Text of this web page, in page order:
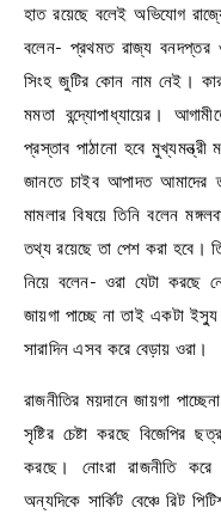
হাত রয়েছে বলেই অভিযোগ
বলেন- প্রথমত রাজ্য বনদপ্তর
সিংহ জুটির কোন নাম নেই।
মমতা বন্দ্যোপাধ্যায়ের।
প্রস্তাব পাঠানো হবে মুখ্যমন্ত্রী
জানতে চাইব আপাদত আমাদের
মামলার বিষয়ে তিনি বলেন
তথ্য রয়েছে তা পেশ করা হবে।
নিয়ে বলেন- ওরা যেটা করছে
জায়গা পাচ্ছে না তাই একটা
সারাদিন এসব করে বেড়ায় ওরা।
রাজনীতির ময়দানে জায়গা
সৃষ্টির চেষ্টা করছে বিজেপির
করছে। নোংরা রাজনীতি
অন্যদিকে সার্কিট বেঞ্চে রিট